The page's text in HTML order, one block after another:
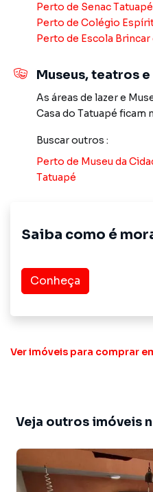
Perto de Senac Tatuapé
Perto de Colégio
Perto de Escola
Museus, teatros
As áreas de lazere
Casa do Tatuapé ficam
Buscar outros :
Perto de Museu da
Tatuapé
Saiba como é
Conheça
Ver imóveis para comprar
Veja outros imóveis